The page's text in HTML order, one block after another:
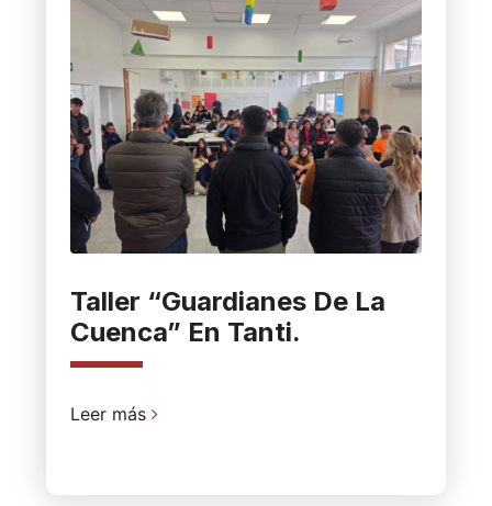
Taller “Guardianes De La
Cuenca” En Tanti.
Leer más